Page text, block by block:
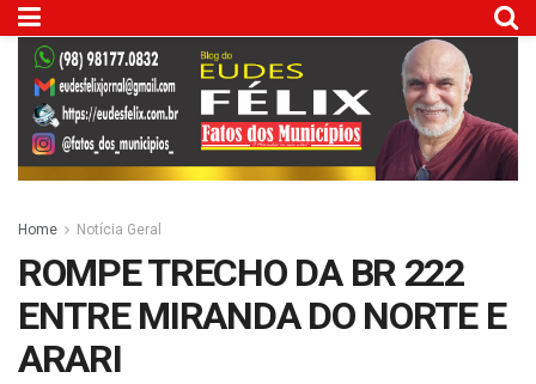
Home Notícia Geral
ROMPE TRECHO DA BR 222
ENTRE MIRANDA DO NORTE E
ARARI